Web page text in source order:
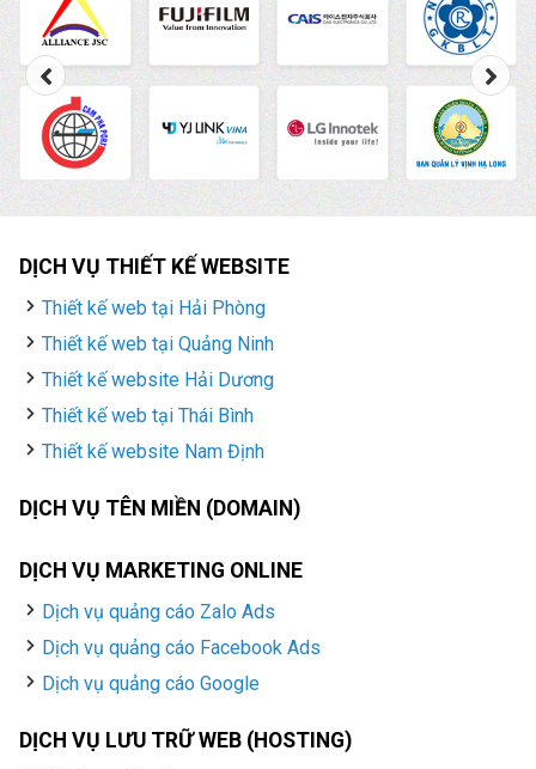
DỊCH VỤ THIẾT KẾ WEBSITE
Thiết kế web tại Hải Phòng
Thiết kế web tại Quảng Ninh
Thiết kế website Hải Dương
Thiết kế web tại Thái Bình
Thiết kế website Nam Định
DỊCH VỤ TÊN MIỀN (DOMAIN)
DỊCH VỤ MARKETING ONLINE
Dịch vụ quảng cáo Zalo Ads
Dịch vụ quảng cáo Facebook Ads
Dịch vụ quảng cáo Google
DỊCH VỤ LƯU TRỮ WEB (HOSTING)